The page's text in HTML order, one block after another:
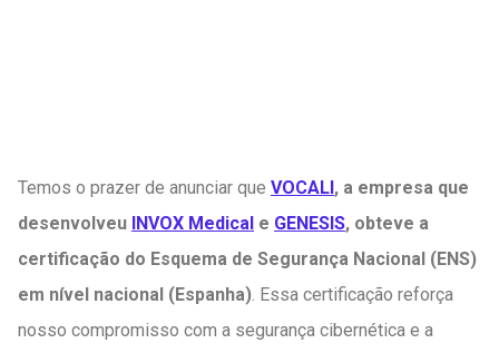
Temos o prazer de anunciar que VOCALI, a empresa que
desenvolveu INVOX Medical e GENESIS, obteve a
certificação do Esquema de Segurança Nacional (ENS)
em nível nacional (Espanha). Essa certificação reforça
nosso compromisso com a segurança cibernética e a